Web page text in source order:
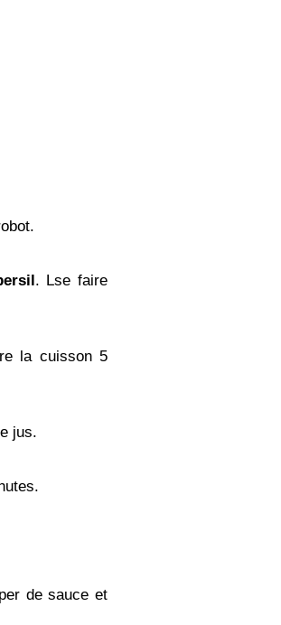
. Lse faire
la cuisson 5
jus.
de sauce et